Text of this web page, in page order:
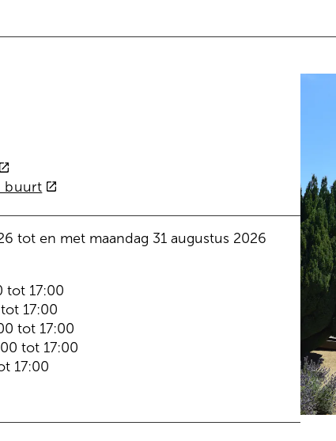
(externe
buurt(externe
tot en met maandag 31 augustus 2026
tot 17:00
tot 17:00
tot 17:00
tot 17:00
17:00